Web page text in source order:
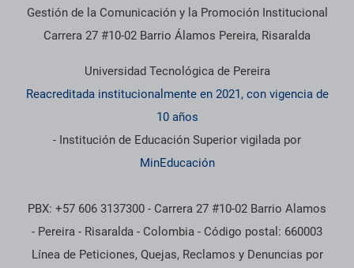
Gestión de la Comunicación y la Promoción Institucional
Carrera 27 #10-02 Barrio Álamos Pereira, Risaralda
Universidad Tecnológica de Pereira
Reacreditada institucionalmente en 2021, con vigencia de
10 años
- Institución de Educación Superior vigilada por
MinEducación
PBX: +57 606 3137300 - Carrera 27 #10-02 Barrio Alamos
- Pereira - Risaralda - Colombia - Código postal: 660003
Línea de Peticiones, Quejas, Reclamos y Denuncias por